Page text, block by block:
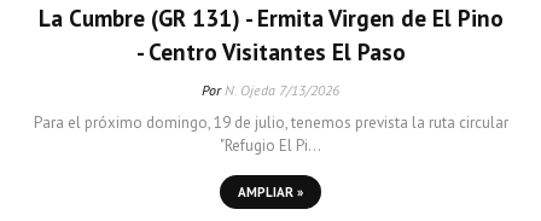
La Cumbre (GR 131) - Ermita Virgen de El Pino
- Centro Visitantes El Paso
Por N. Ojeda 7/13/2026
Para el próximo domingo, 19 de julio, tenemos prevista la ruta circular
"Refugio El Pi…
AMPLIAR »